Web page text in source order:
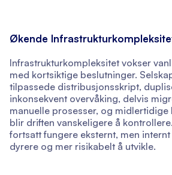
Økende
Infrastrukturkompleksitet vokser
med kortsiktige beslutninger.
tilpassede distribusjonsskript,
inkonsekvent overvåking, delvis
manuelle prosesser, og midlertidige
blir driften vanskeligere å
fortsatt fungere eksternt, men
dyrere og mer risikabelt å utvikle.